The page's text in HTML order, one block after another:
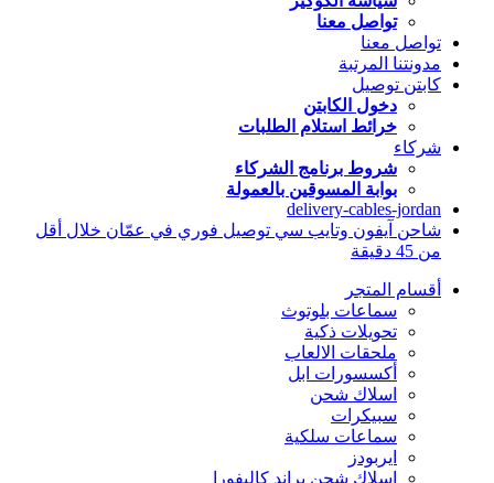
تواصل معنا
تواصل معنا
مدونتنا المرتبة
كابتن توصيل
دخول الكابتن
خرائط استلام الطلبات
شركاء
شروط برنامج الشركاء
بوابة المسوقين بالعمولة
delivery-cables-jordan
شاحن آيفون وتايب سي توصيل فوري في عمّان خلال أقل
من 45 دقيقة
أقسام المتجر
سماعات بلوتوث
تحويلات ذكية
ملحقات الالعاب
أكسسورات ابل
اسلاك شحن
سبيكرات
سماعات سلكية
ايربودز
اسلاك شحن براند كاليفورا